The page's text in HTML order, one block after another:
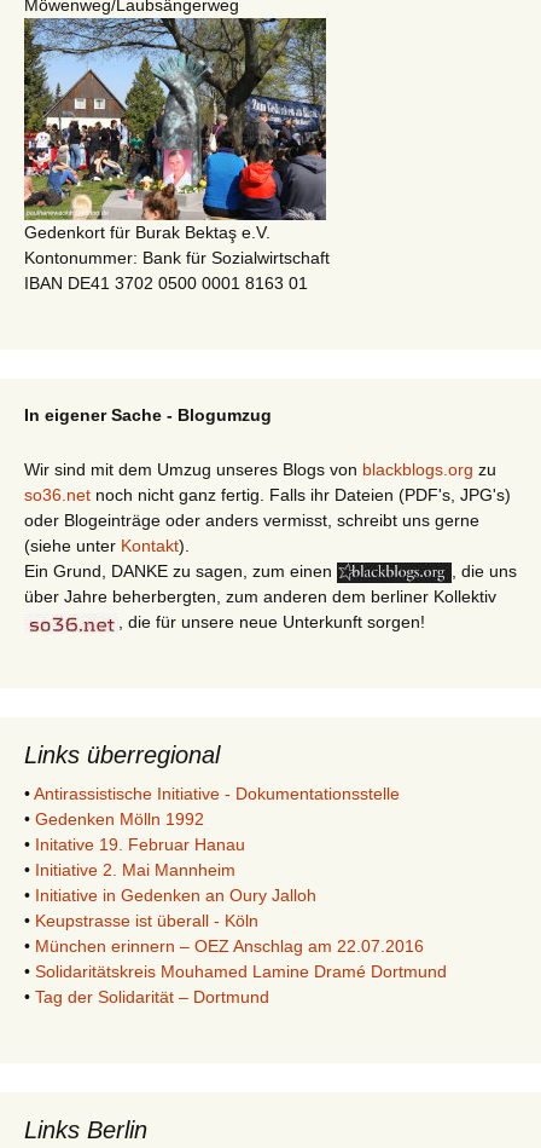
Möwenweg/Laubsängerweg
Gedenkort für Burak Bektaş e.V.
Kontonummer: Bank für Sozialwirtschaft
IBAN DE41 3702 0500 0001 8163 01
In eigener Sache - Blogumzug
Wir sind mit dem Umzug unseres Blogs von blackblogs.org zu
so36.net noch nicht ganz fertig. Falls ihr Dateien (PDF's, JPG's)
oder Blogeinträge oder anders vermisst, schreibt uns gerne
(siehe unter Kontakt).
Ein Grund, DANKE zu sagen, zum einen
, die uns
über Jahre beherbergten, zum anderen dem berliner Kollektiv
, die für unsere neue Unterkunft sorgen!
Links überregional
•Antirassistische Initiative - Dokumentationsstelle
• Gedenken Mölln 1992
• Initative 19. Februar Hanau
• Initiative 2. Mai Mannheim
• Initiative in Gedenken an Oury Jalloh
• Keupstrasse ist überall - Köln
• München erinnern – OEZ Anschlag am 22.07.2016
• Solidaritätskreis Mouhamed Lamine Dramé Dortmund
• Tag der Solidarität – Dortmund
Links Berlin